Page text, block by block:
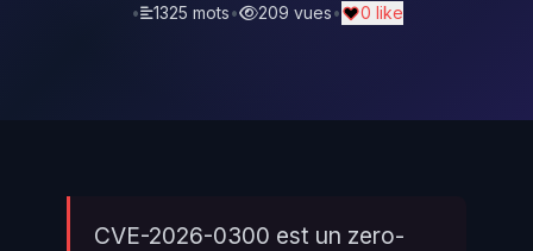
•
1325 mots• 209 vues• 0 like
CVE-2026-0300 est un zero-